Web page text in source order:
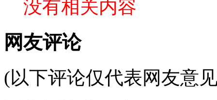
没有相关内容
网友评论
(以下评论仅代表网友意